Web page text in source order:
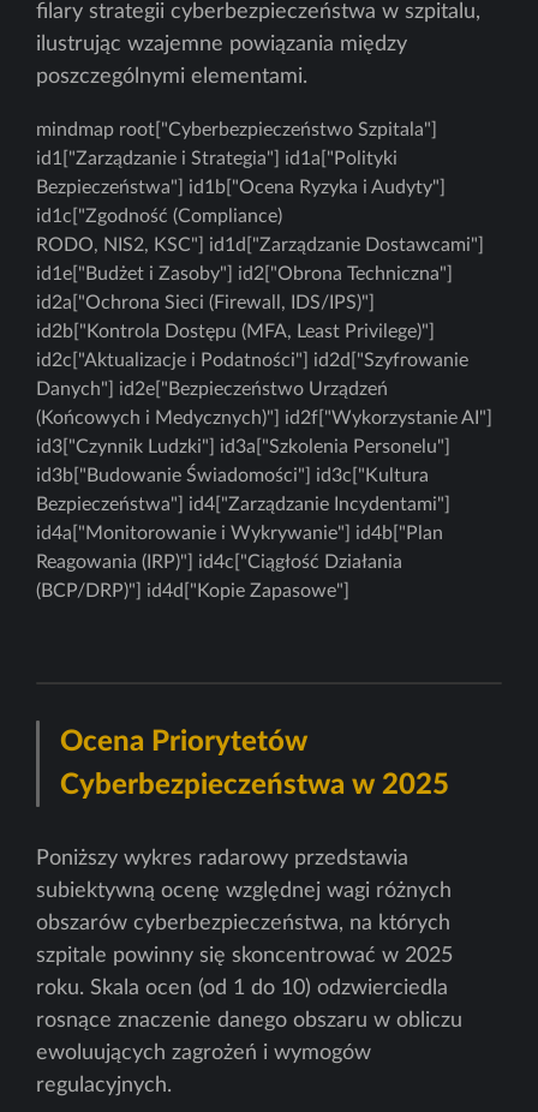
filary strategii cyberbezpieczeństwa w szpitalu,
ilustrując wzajemne powiązania między
poszczególnymi elementami.
mindmap root["Cyberbezpieczeństwo Szpitala"]
id1["Zarządzanie i Strategia"] id1a["Polityki
Bezpieczeństwa"] id1b["Ocena Ryzyka i Audyty"]
id1c["Zgodność (Compliance)
RODO, NIS2, KSC"] id1d["Zarządzanie Dostawcami"]
id1e["Budżet i Zasoby"] id2["Obrona Techniczna"]
id2a["Ochrona Sieci (Firewall, IDS/IPS)"]
id2b["Kontrola Dostępu (MFA, Least Privilege)"]
id2c["Aktualizacje i Podatności"] id2d["Szyfrowanie
Danych"] id2e["Bezpieczeństwo Urządzeń
(Końcowych i Medycznych)"] id2f["Wykorzystanie AI"]
id3["Czynnik Ludzki"] id3a["Szkolenia Personelu"]
id3b["Budowanie Świadomości"] id3c["Kultura
Bezpieczeństwa"] id4["Zarządzanie Incydentami"]
id4a["Monitorowanie i Wykrywanie"] id4b["Plan
Reagowania (IRP)"] id4c["Ciągłość Działania
(BCP/DRP)"] id4d["Kopie Zapasowe"]
Ocena Priorytetów
Cyberbezpieczeństwa w 2025
Poniższy wykres radarowy przedstawia
subiektywną ocenę względnej wagi różnych
obszarów cyberbezpieczeństwa, na których
szpitale powinny się skoncentrować w 2025
roku. Skala ocen (od 1 do 10) odzwierciedla
rosnące znaczenie danego obszaru w obliczu
ewoluujących zagrożeń i wymogów
regulacyjnych.